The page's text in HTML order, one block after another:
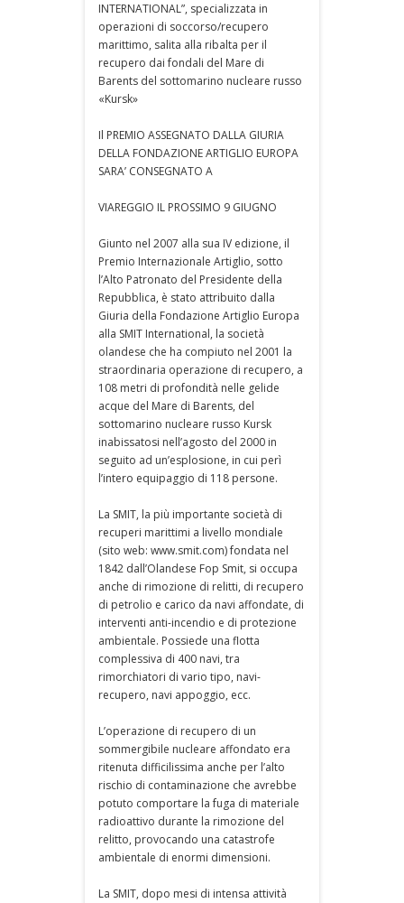
INTERNATIONAL”, specializzata in
operazioni di soccorso/recupero
marittimo, salita alla ribalta per il
recupero dai fondali del Mare di
Barents del sottomarino nucleare russo
«Kursk»
Il PREMIO ASSEGNATO DALLA GIURIA
DELLA FONDAZIONE ARTIGLIO EUROPA
SARA’ CONSEGNATO A
VIAREGGIO IL PROSSIMO 9 GIUGNO
Giunto nel 2007 alla sua IV edizione, il
Premio Internazionale Artiglio, sotto
l’Alto Patronato del Presidente della
Repubblica, è stato attribuito dalla
Giuria della Fondazione Artiglio Europa
alla SMIT International, la società
olandese che ha compiuto nel 2001 la
straordinaria operazione di recupero, a
108 metri di profondità nelle gelide
acque del Mare di Barents, del
sottomarino nucleare russo Kursk
inabissatosi nell’agosto del 2000 in
seguito ad un’esplosione, in cui perì
l’intero equipaggio di 118 persone.
La SMIT, la più importante società di
recuperi marittimi a livello mondiale
(sito web: www.smit.com) fondata nel
1842 dall’Olandese Fop Smit, si occupa
anche di rimozione di relitti, di recupero
di petrolio e carico da navi affondate, di
interventi anti-incendio e di protezione
ambientale. Possiede una flotta
complessiva di 400 navi, tra
rimorchiatori di vario tipo, navi-
recupero, navi appoggio, ecc.
L’operazione di recupero di un
sommergibile nucleare affondato era
ritenuta difficilissima anche per l’alto
rischio di contaminazione che avrebbe
potuto comportare la fuga di materiale
radioattivo durante la rimozione del
relitto, provocando una catastrofe
ambientale di enormi dimensioni.
La SMIT, dopo mesi di intensa attività